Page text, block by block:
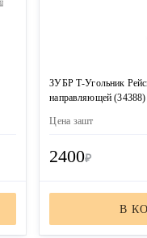
ЗУБР Т-Угольник
направляющей (34388)
Цена зашт
2400₽
В